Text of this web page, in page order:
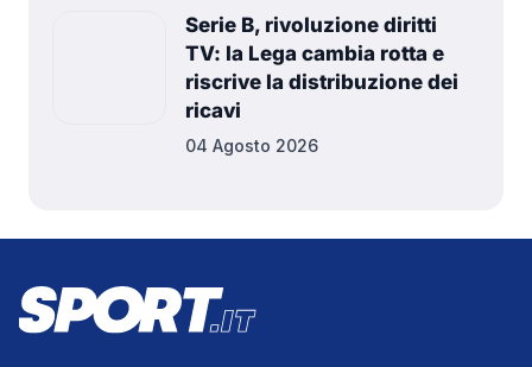
Serie B, rivoluzione diritti
TV: la Lega cambia rotta e
riscrive la distribuzione dei
ricavi
04 Agosto 2026